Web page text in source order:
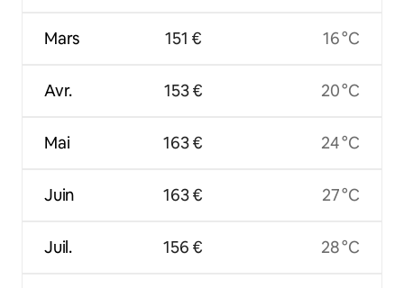
Mars
Avr.
Mai
Juin
Juil.
151 €
153 €
163 €
163 €
156 €
16 °C
20 °C
24 °C
27 °C
28 °C